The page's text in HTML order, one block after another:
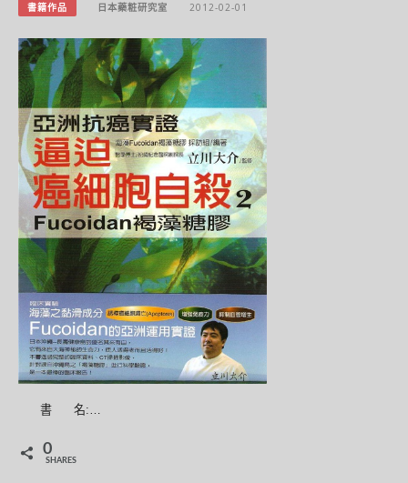
書籍作品 日本藥粧研究室 2012-02-01
書 名:…
0
SHARES